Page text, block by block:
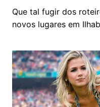
Que tal fugir dos
novos lugares em